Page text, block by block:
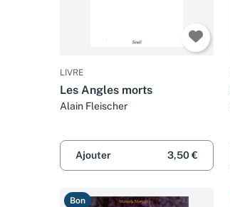
LIVRE
Les Angles morts
Alain Fleischer
Ajouter 3,50 €
Bon